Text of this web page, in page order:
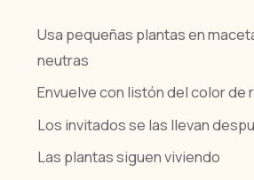
Usa pequeñas plantas en
neutras
Envuelve con listón del color de
Los invitados se las llevan
Las plantas siguen viviendo